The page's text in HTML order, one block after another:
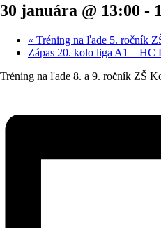
30 januára @ 13:00 -
« Tréning na ľade 5. ročník
Zápas 20. kolo liga A1 –
Tréning na ľade 8. a 9. ročník ZŠ